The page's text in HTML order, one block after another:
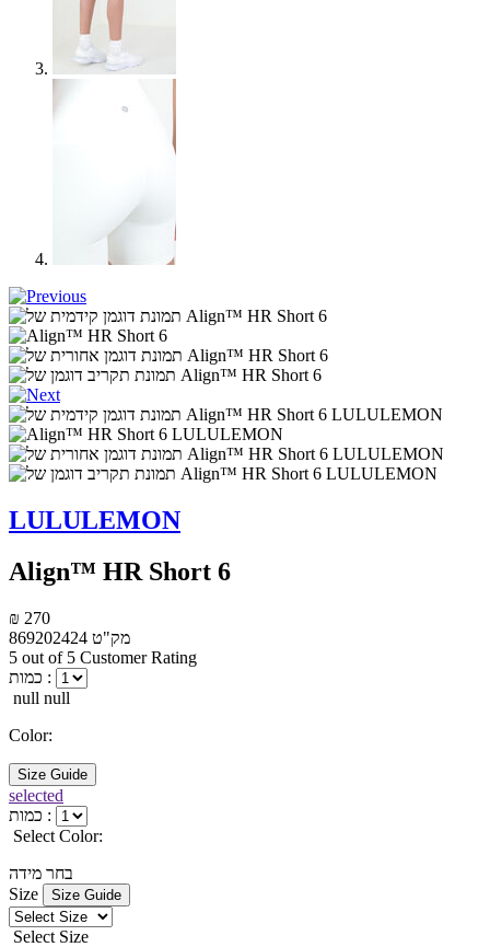
LULULEMON
Align™ HR Short 6
₪ 270
מק"ט 869202424
5 out of 5 Customer Rating
כמות :
null null
Color:
Size Guide
selected
כמות :
Select Color:
בחר מידה
Size
Size Guide
Select Size